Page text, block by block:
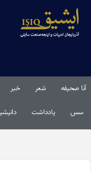
آنا صحیفه شعر خبر
سس یادداشت